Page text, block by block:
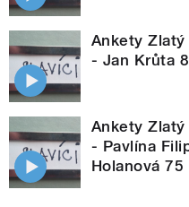
Ankety
- Jan Krůta
Ankety
- Pavlína
Holanová 75